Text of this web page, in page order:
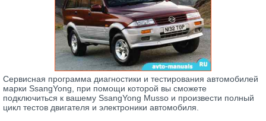
Сервисная программа диагностики и тестирования автомобилей
марки SsangYong, при помощи которой вы сможете
подключиться к вашему SsangYong Musso и произвести полный
цикл тестов двигателя и электроники автомобиля.